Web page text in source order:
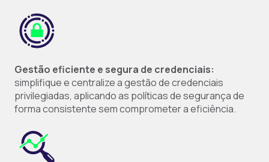
Gestão eficiente e segura de credenciais:
simplifique e centralize a gestão de credenciais
privilegiadas, aplicando as políticas de segurança de
forma consistente sem comprometer a eficiência.